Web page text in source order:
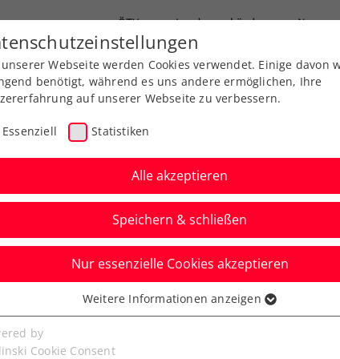
ÖTV Landesverbände News
Ausbildungen Services Über uns
bei internationalen
Webseite werden Cookies verwendet. Einige davon
benötigt, während es uns andere ermöglichen, Ihre
auf unserer Webseite zu verbessern.
Essenziell Statistiken
Alle akzeptieren
Speichern & schließen
Nur essenzielle Cookies akzeptieren
Cookies werden für grundlegende Funktionen der
benötigt. Dadurch ist gewährleistet, dass die Webseite
Weitere Informationen anzeigen
by
Cookie Consent